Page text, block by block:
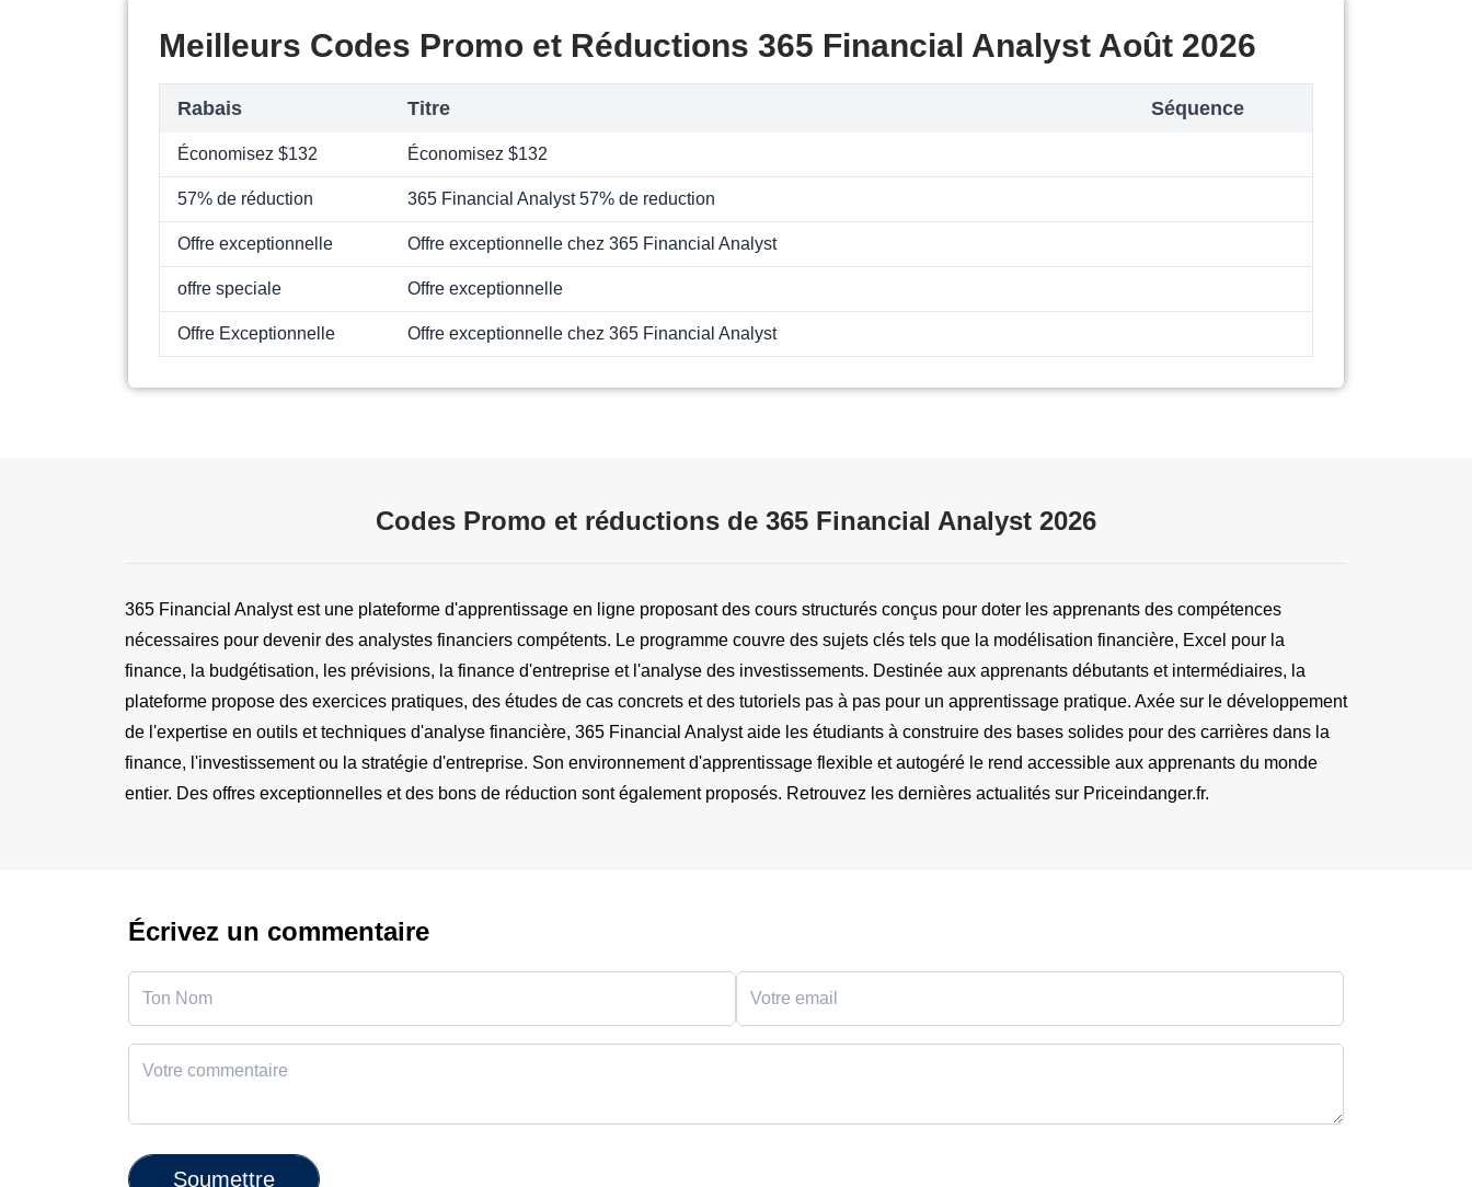
Meilleurs Codes Promo et Réductions 365 Financial Analyst Août 2026
Rabais Titre Séquence
Économisez $132 Économisez $132
57% de réduction 365 Financial Analyst 57% de reduction
Offre exceptionnelle Offre exceptionnelle chez 365 Financial Analyst
offre speciale Offre exceptionnelle
Offre Exceptionnelle Offre exceptionnelle chez 365 Financial Analyst
Codes Promo et réductions de 365 Financial Analyst 2026
365 Financial Analyst est une plateforme d'apprentissage en ligne proposant des cours structurés conçus pour doter les apprenants des compétences
nécessaires pour devenir des analystes financiers compétents. Le programme couvre des sujets clés tels que la modélisation financière, Excel pour la
finance, la budgétisation, les prévisions, la finance d'entreprise et l'analyse des investissements. Destinée aux apprenants débutants et intermédiaires, la
plateforme propose des exercices pratiques, des études de cas concrets et des tutoriels pas à pas pour un apprentissage pratique. Axée sur le développement
de l'expertise en outils et techniques d'analyse financière, 365 Financial Analyst aide les étudiants à construire des bases solides pour des carrières dans la
finance, l'investissement ou la stratégie d'entreprise. Son environnement d'apprentissage flexible et autogéré le rend accessible aux apprenants du monde
entier. Des offres exceptionnelles et des bons de réduction sont également proposés. Retrouvez les dernières actualités sur Priceindanger.fr.
Écrivez un commentaire
Soumettre